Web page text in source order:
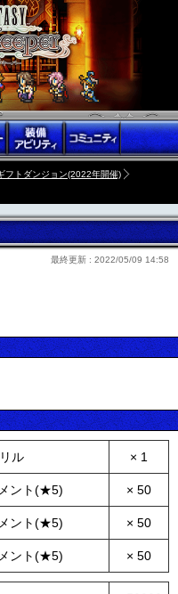
フトダンジョン(2022年開催)
最終更新 : 2022/05/09 14:58
ル × 1
ント(★5) × 50
ント(★5) × 50
ント(★5) × 50